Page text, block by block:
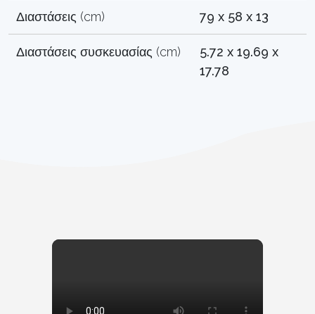
Διαστάσεις (cm) 79 x 58 x 13
Διαστάσεις συσκευασίας (cm)
5.72 x 19.69 x
17.78